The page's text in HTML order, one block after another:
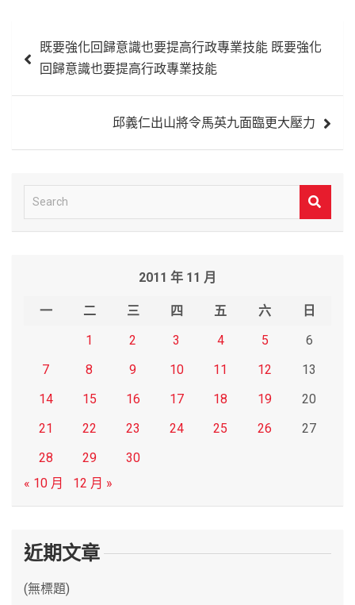
章
既要強化回歸意識也要提高行政專業技能 既要強化
回歸意識也要提高行政專業技能
邱義仁出山將令馬英九面臨更大壓力
e
2011 年 11 月
一 二 三 四 五 六
日
1
2 3 4 5
6
7
8 9 10 11 12
13
14
15 16 17 18 19
20
21
22 23 24 25 26
27
28
29
30
« 10 月
12 月 »
近期文章
(無標題)